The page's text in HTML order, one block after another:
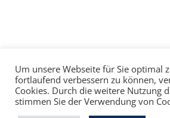
Impressum Datenschutz©
Um unsere Webseite für Sie optimal
fortlaufend verbessern zu können,
Cookies. Durch die weitere Nutzung
stimmen Sie der Verwendung von